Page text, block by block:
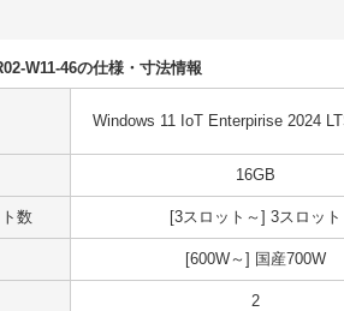
W11-46の仕様・寸法情報
Windows 11 IoT Enterpirise 2024
16GB
数 [3スロット～] 3スロット
[600W～] 国産700W
2